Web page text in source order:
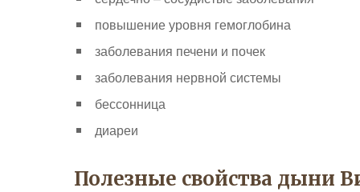
повышение уровня гемоглобина
заболевания печени и почек
заболевания нервной системы
бессонница
диареи
Полезные свойства дыни